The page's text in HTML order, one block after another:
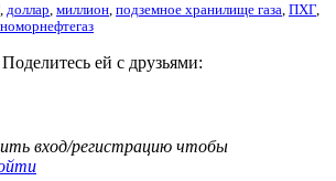
, доллар, миллион, подземное хранилище газа, ПХГ,
ей с друзьями:
вход/регистрацию чтобы